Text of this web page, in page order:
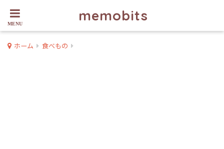
memobits
ホーム 食べもの